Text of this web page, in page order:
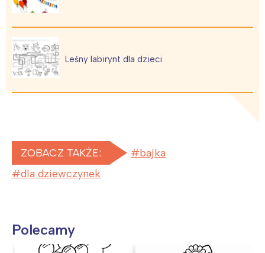
Leśny labirynt dla dzieci
ZOBACZ TAKŻE:
bajka
dla dziewczynek
Polecamy